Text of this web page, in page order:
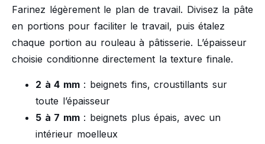
Farinez légèrement le plan de travail. Divisez la pâte
en portions pour faciliter le travail, puis étalez
chaque portion au rouleau à pâtisserie. L’épaisseur
choisie conditionne directement la texture finale.
2 à 4 mm: beignets fins, croustillants sur
toute l’épaisseur
5 à 7 mm: beignets plus épais, avec un
intérieur moelleux